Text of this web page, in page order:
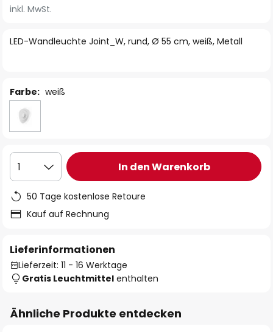
der
springen
LED-Wandleuchte Joint_W, rund, Ø 55 cm, weiß, Metall
inkl. MwSt.
Farbe: weiß
1 In den Warenkorb
50 Tage kostenlose Retoure
Kauf auf Rechnung
Lieferinformationen
Lieferzeit: 11 - 16 Werktage
Gratis Leuchtmittel enthalten
Ähnliche Produkte entdecken